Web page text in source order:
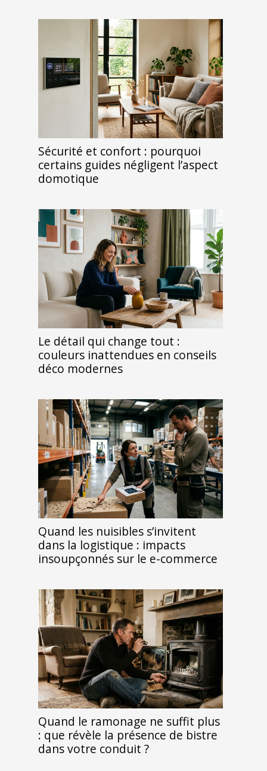
Sécurité et confort : pourquoi
certains guides négligent l’aspect
domotique
Le détail qui change tout :
couleurs inattendues en conseils
déco modernes
Quand les nuisibles s’invitent
dans la logistique : impacts
insoupçonnés sur le e-commerce
Quand le ramonage ne suffit plus
: que révèle la présence de bistre
dans votre conduit ?